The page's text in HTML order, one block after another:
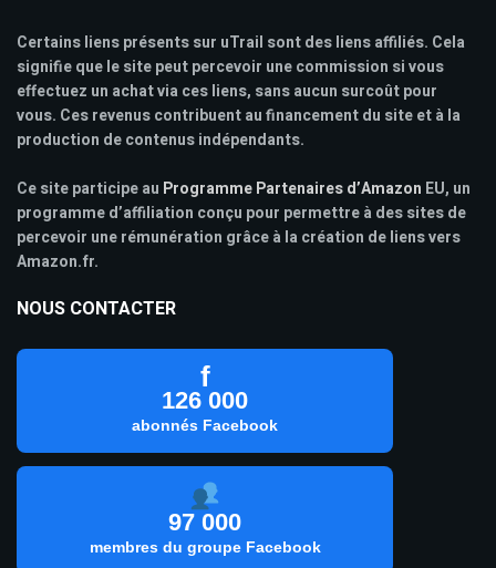
Certains liens présents sur uTrail sont des liens affiliés. Cela
signifie que le site peut percevoir une commission si vous
effectuez un achat via ces liens, sans aucun surcoût pour
vous. Ces revenus contribuent au financement du site et à la
production de contenus indépendants.
Ce site participe au Programme Partenaires d’Amazon EU, un
programme d’affiliation conçu pour permettre à des sites de
percevoir une rémunération grâce à la création de liens vers
Amazon.fr.
NOUS CONTACTER
f
126 000
abonnés Facebook
97 000
membres du groupe Facebook